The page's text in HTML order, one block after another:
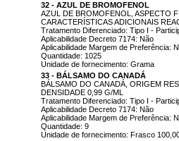
32 - AZUL DE BROMOFENOL
AZUL DE BROMOFENOL, ASPECTO
CARACTERÍSTICAS ADICIONAIS
Tratamento Diferenciado: Tipo I -
Aplicabilidade Decreto 7174: Não
Aplicabilidade Margem de Preferência:
Quantidade: 1025
Unidade de fornecimento: Grama
33 - BÁLSAMO DO CANADÁ
BÁLSAMO DO CANADÁ, ORIGEM
DENSIDADE 0,99 G/ML
Tratamento Diferenciado: Tipo I -
Aplicabilidade Decreto 7174: Não
Aplicabilidade Margem de Preferência:
Quantidade: 9
Unidade de fornecimento: Frasco 100,00